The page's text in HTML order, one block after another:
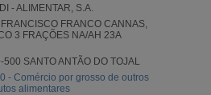
- ALIMENTAR, S.A.
FRANCO CANNAS,
3 FRAÇÕES NA/AH 23A
500 SANTO ANTÃO DO TOJAL
- Comércio por grosso de outros
alimentares